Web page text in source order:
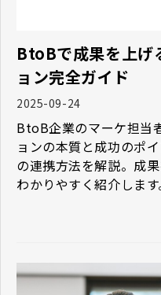
BtoBで成果を上げ
ョン完全ガイド
2025-09-24
BtoB企業のマーケ担当
ョンの本質と成功のポ
の連携方法を解説。成
わかりやすく紹介します